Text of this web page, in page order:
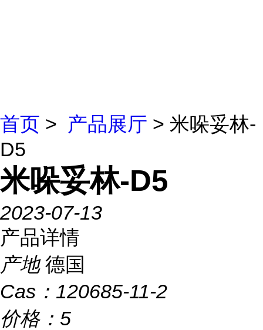
首页 > 产品展厅 > 米哚妥林-
D5
米哚妥林-D5
2023-07-13
产品详情
产地 德国
Cas： 120685-11-2
价格： 5